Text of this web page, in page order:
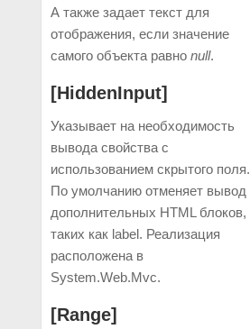
А также задает текст для
отображения, если значение
самого объекта равно null.
[HiddenInput]
Указывает на необходимость
вывода свойства с
использованием скрытого поля.
По умолчанию отменяет вывод
дополнительных HTML блоков,
таких как label. Реализация
расположена в
System.Web.Mvc.
[Range]